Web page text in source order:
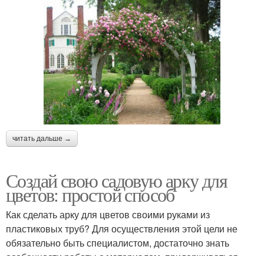
читать дальше →
Создай свою садовую арку для
цветов: простой способ
Как сделать арку для цветов своими руками из
пластиковых труб? Для осуществления этой цели не
обязательно быть специалистом, достаточно знать